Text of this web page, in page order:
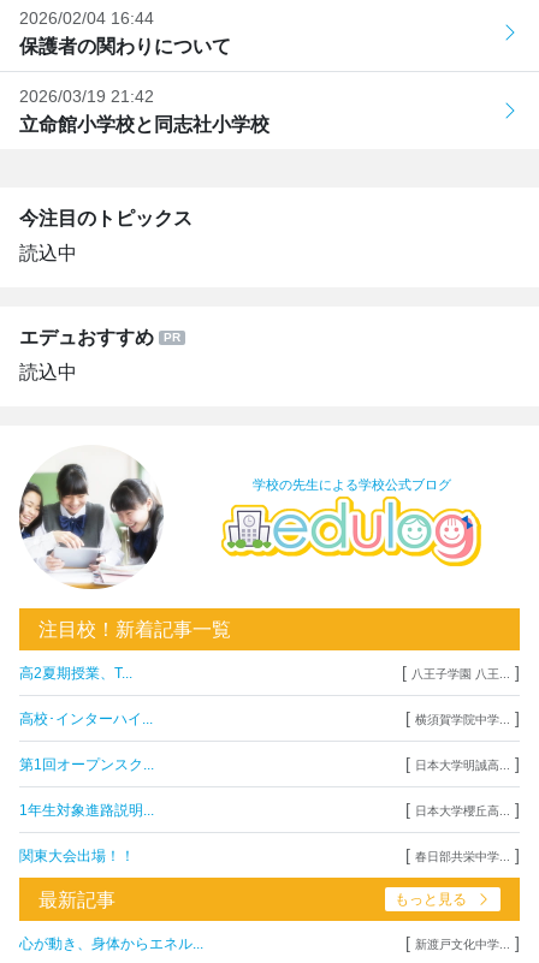
2026/02/04 16:44
保護者の関わりについて
2026/03/19 21:42
立命館小学校と同志社小学校
今注目のトピックス
読込中
エデュおすすめ
読込中
学校の先生による学校公式ブログ
注目校！新着記事一覧
高2夏期授業、T... [ 八王子学園 八王... ]
高校･インターハイ... [ 横須賀学院中学... ]
第1回オープンスク... [ 日本大学明誠高... ]
1年生対象進路説明... [ 日本大学櫻丘高... ]
関東大会出場！！ [ 春日部共栄中学... ]
最新記事 もっと見る
心が動き、身体からエネル... [ 新渡戸文化中学... ]